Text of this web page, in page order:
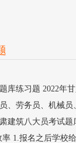
库练习题 2022年
、劳务员、机械
建筑八大员考试
1.报名之后学校